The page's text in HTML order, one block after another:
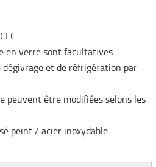
en verre sont facultatives
et de réfrigération par
peuvent être modifiées selons les
peint / acier inoxydable